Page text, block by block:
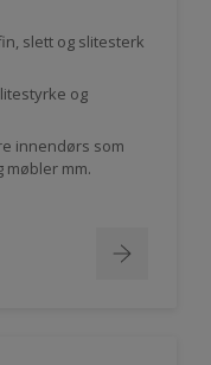
slett og slitesterk
og
innendørs som
møbler mm.